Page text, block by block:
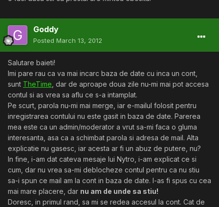
Goddy
Posted March 13, 2012
Salutare baieti!
Imi pare rau ca va mai incarc baza de date cu inca un cont,
sunt TheTime , dar de aproape doua zile nu-mi mai pot accesa
contul si as vrea sa aflu ce s-a intamplat.
Pe scurt, parola nu-mi mai merge, iar e-mailul folosit pentru
inregistrarea contului nu este gasit in baza de date. Parerea
mea este ca un admin/moderator a vrut sa-mi faca o gluma
interesanta, asa ca a schimbat parola si adresa de mail. Alta
explicatie nu gasesc, iar acesta ar fi un abuz de putere, nu?
In fine, i-am dat cateva mesaje lui Nytro, i-am explicat ce si
cum, dar nu vrea sa-mi deblocheze contul pentru ca nu stiu
sa-i spun ce mail am la cont in baza de date. I-as fi spus cu cea
mai mare placere, dar nu am de unde sa stiu!
Doresc, in primul rand, sa mi se redea accesul la cont. Cat de